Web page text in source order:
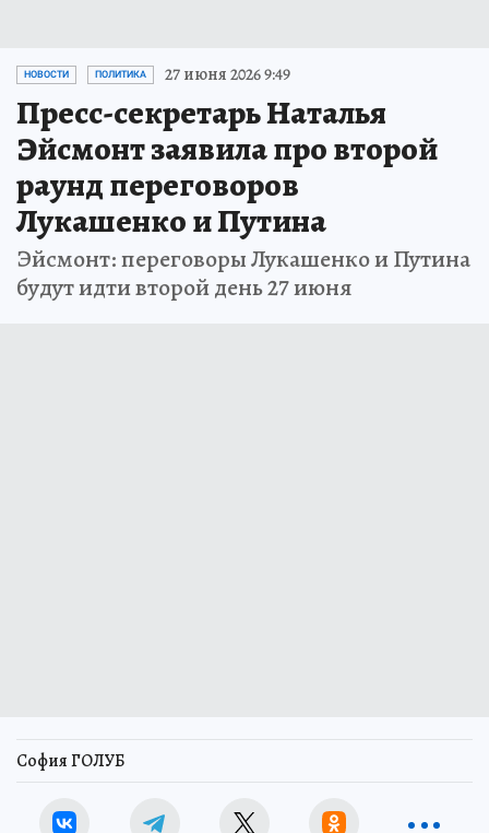
НОВОСТИ ПОЛИТИКА 27 июня 2026 9:49
Пресс-секретарь Наталья
Эйсмонт заявила про второй
раунд переговоров
Лукашенко и Путина
Эйсмонт: переговоры Лукашенко и Путина
будут идти второй день 27 июня
София ГОЛУБ